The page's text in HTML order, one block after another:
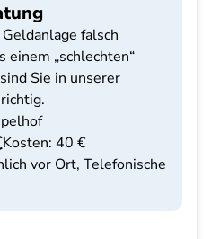
falsch
einem „schlechten“
Sie in unserer
Kosten: 40 €
vor Ort, Telefonische